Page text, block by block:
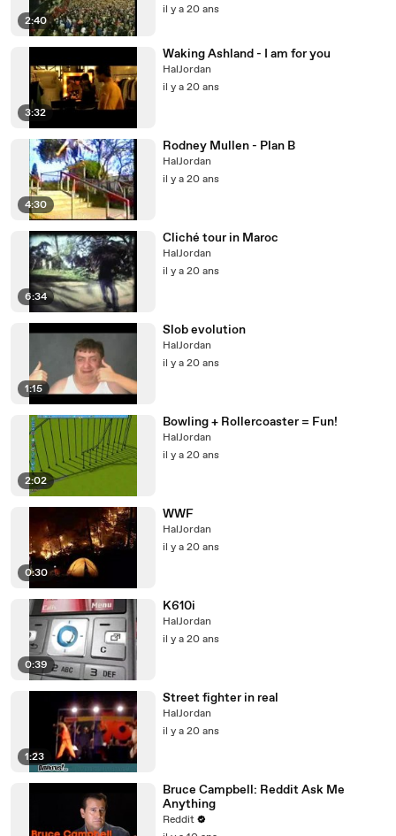
2:40
il y a 20 ans
3:32
Waking Ashland - I am for you
HalJordan
il y a 20 ans
4:30
Rodney Mullen - Plan B
HalJordan
il y a 20 ans
6:34
Cliché tour in Maroc
HalJordan
il y a 20 ans
1:15
Slob evolution
HalJordan
il y a 20 ans
2:02
Bowling + Rollercoaster = Fun!
HalJordan
il y a 20 ans
0:30
WWF
HalJordan
il y a 20 ans
0:39
K610i
HalJordan
il y a 20 ans
1:23
Street fighter in real
HalJordan
il y a 20 ans
Bruce Campbell: Reddit Ask Me
Anything
Reddit